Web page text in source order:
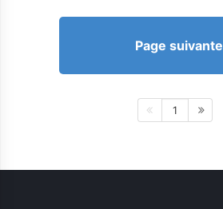
Page suivante
1